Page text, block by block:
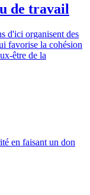
de travail
d'ici organisent des
favorise la cohésion
être de la
en faisant un don